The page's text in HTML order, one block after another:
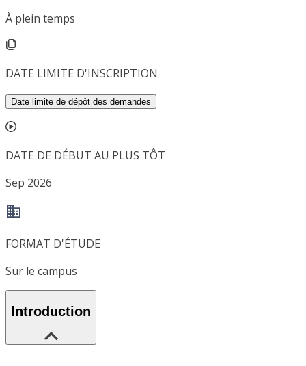
À plein temps
DATE LIMITE D'INSCRIPTION
Date limite de dépôt des demandes
DATE DE DÉBUT AU PLUS TÔT
Sep 2026
FORMAT D'ÉTUDE
Sur le campus
Introduction